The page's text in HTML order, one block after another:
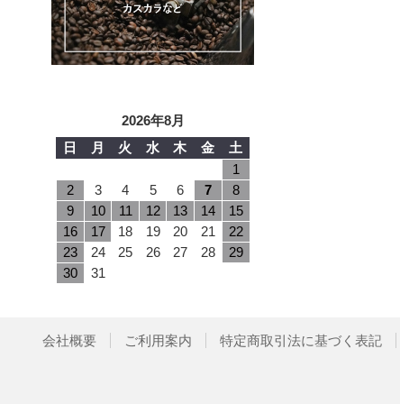
2026年8月
日
月 火 水 木 金
土
1
2
3 4 5 6 7
8
9
10 11 12 13 14
15
16
17 18 19 20 21
22
23
24 25 26 27 28
29
30
31
会社概要 ご利用案内 特定商取引法に基づく表記